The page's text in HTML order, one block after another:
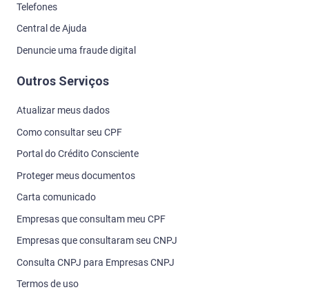
Telefones
Central de Ajuda
Denuncie uma fraude digital
Outros Serviços
Atualizar meus dados
Como consultar seu CPF
Portal do Crédito Consciente
Proteger meus documentos
Carta comunicado
Empresas que consultam meu CPF
Empresas que consultaram seu CNPJ
Consulta CNPJ para Empresas CNPJ
Termos de uso